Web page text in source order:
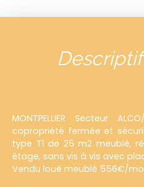
MONTPELLIER Secteur
copropriété fermée et
type T1 de 25 m2 meublé,
étage, sans vis à vis avec
Vendu loué meublé 556€/